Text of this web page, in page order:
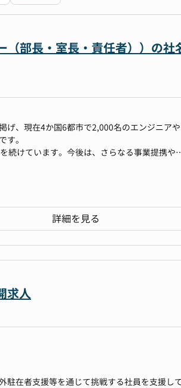
部長・室長・責任者））の社
げ、現在4か国6都市で2,000名のエンジニアや
す。
続けています。今後は、さらなる事業提携や
の体制強化を進めており、多様な領域の経験
、本募集に至りました。
ル会計、Web3領域の会計処理、さらには会
ロジェクトを推進し、メンバーを率いるマネ
詳細を見る
求人
駐在者支援等を通じて挑戦する社員を支援し